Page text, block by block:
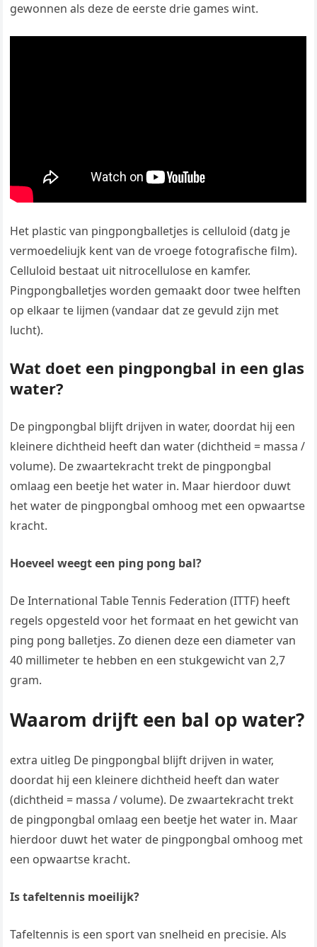
gewonnen als deze de eerste drie games wint.
Het plastic van pingpongballetjes is celluloid (datg je
vermoedeliujk kent van de vroege fotografische film).
Celluloid bestaat uit nitrocellulose en kamfer.
Pingpongballetjes worden gemaakt door twee helften
op elkaar te lijmen (vandaar dat ze gevuld zijn met
lucht).
Wat doet een pingpongbal in een glas
water?
De pingpongbal blijft drijven in water, doordat hij een
kleinere dichtheid heeft dan water (dichtheid = massa /
volume). De zwaartekracht trekt de pingpongbal
omlaag een beetje het water in. Maar hierdoor duwt
het water de pingpongbal omhoog met een opwaartse
kracht.
Hoeveel weegt een ping pong bal?
De International Table Tennis Federation (ITTF) heeft
regels opgesteld voor het formaat en het gewicht van
ping pong balletjes. Zo dienen deze een diameter van
40 millimeter te hebben en een stukgewicht van 2,7
gram.
Waarom drijft een bal op water?
extra uitleg De pingpongbal blijft drijven in water,
doordat hij een kleinere dichtheid heeft dan water
(dichtheid = massa / volume). De zwaartekracht trekt
de pingpongbal omlaag een beetje het water in. Maar
hierdoor duwt het water de pingpongbal omhoog met
een opwaartse kracht.
Is tafeltennis moeilijk?
Tafeltennis is een sport van snelheid en precisie. Als